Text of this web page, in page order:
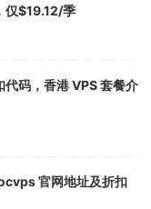
仅$19.12/季
码，香港 VPS 套餐介
官网地址及折扣